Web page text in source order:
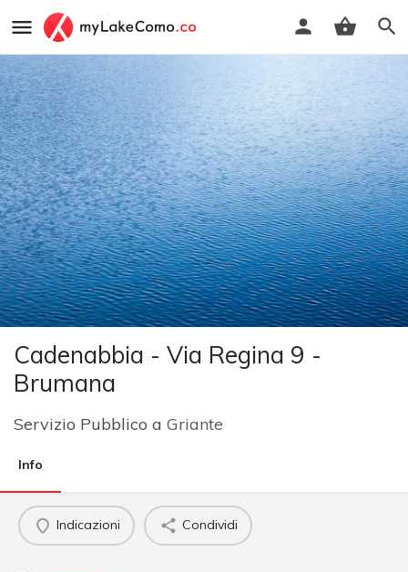
Cadenabbia - Via Regina 9 -
Brumana
Servizio Pubblico a Griante
Info
Indicazioni Condividi